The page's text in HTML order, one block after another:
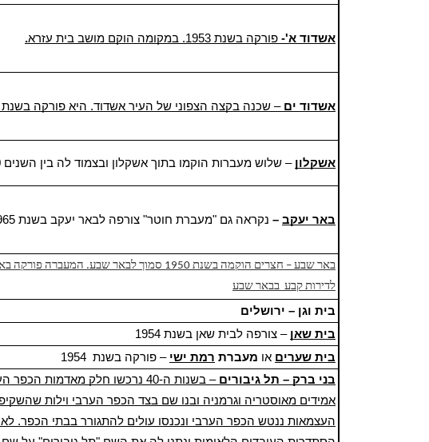
.אשדוד א'- פורקה בשנת 1953. במקומה הוקם מושב בית עזרא
אשדוד ים – שכנה בקצה הצפוני של העיר אשדוד. היא פורקה בשנת 1959
אשקלון – שלוש מעברות הוקמו בתוך אשקלון ובצמוד לה בין השנים 1950 ו-1952
באר יעקב – נקראה גם "מעברת חוטר" צורפה לבאר יעקב בשנת
לדירות קבע בבאר שבע
בית וגן – ירושלים
בית שאן – צורפה לבית שאן בשנת 1954
בית שערים או מעברת רמת ישי – פורקה בשנת 1954
בני ברק – תל גיבורים – בשנות ה-40 נרכשו חלק מאדמות הכפר
אמידים מאוסטריה וגרמניה ובנו שם בצד הכפר הערבי וילות
העצמאות ננטש הכפר הערבי ונכנסו עולים להתגורר בבתי הכפר.